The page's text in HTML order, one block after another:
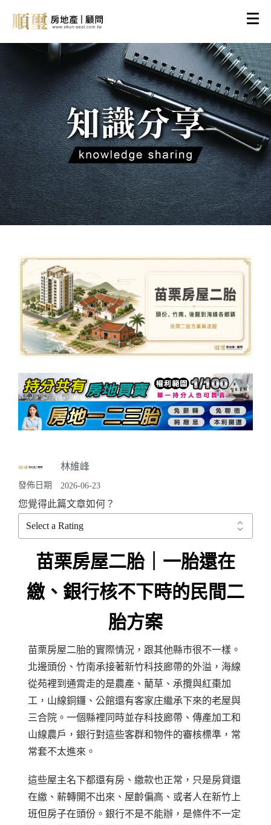
林維峰
發佈日期 2026-06-23
您覺得此篇文章如何？
苗栗房屋二胎｜一胎還在
繳、銀行核不下時的民間二
胎方案
苗栗房屋二胎的實際情況，跟其他縣市很不一樣。
北邊頭份、竹南承接著新竹科技廊帶的外溢，海線
從苑裡到通霄走的是農產、藺草、承攬與紅棗加
工，山線銅鑼、公館還有客家庄繼承下來的老屋與
三合院。一個縣裡同時並存科技廊帶、傳產加工和
山線農戶，銀行對這些客群和物件的審核標準，常
常套不太進來。
這些屋主名下都還有房、繳款也正常，只是房貸還
在繳、薪轉開不出來、屋齡偏高、或者人在新竹上
班但房子在頭份。銀行不是不能辦，是條件不一定